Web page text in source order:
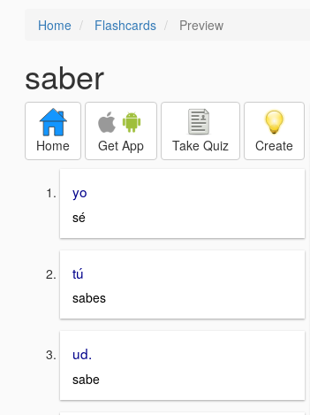
Home Flashcards Preview
saber
Home Get App Take Quiz Create
yo
sé
tú
sabes
ud.
sabe